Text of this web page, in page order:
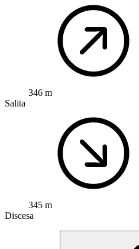
346 m
Salita
345 m
Discesa